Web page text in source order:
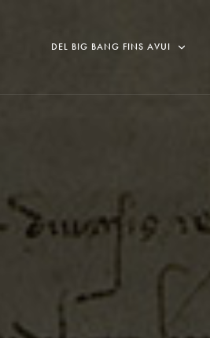
DEL BIG BANG FINS AVUI